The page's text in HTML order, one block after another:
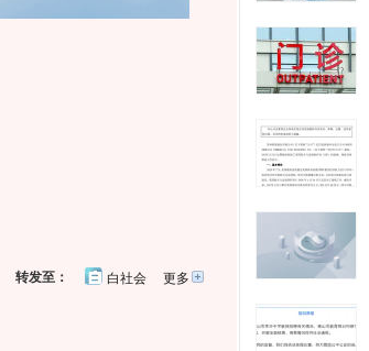
更多开
转发至： 白社会